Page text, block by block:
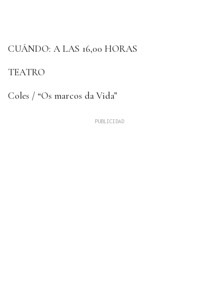
CUÁNDO: A LAS 16,00 HORAS
TEATRO
Coles / “Os marcos da Vida”